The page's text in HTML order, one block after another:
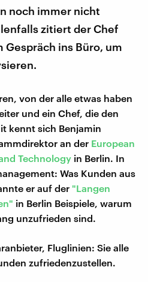
noch immer nicht
zitiert der Chef
ins Büro, um
von der alle etwas haben
und ein Chef, die den
kennt sich Benjamin
an der European
Technology in Berlin. In
Was Kunden aus
er auf der "Langen
in Berlin Beispiele, warum
unzufrieden sind.
Fluglinien: Sie alle
zufriedenzustellen.